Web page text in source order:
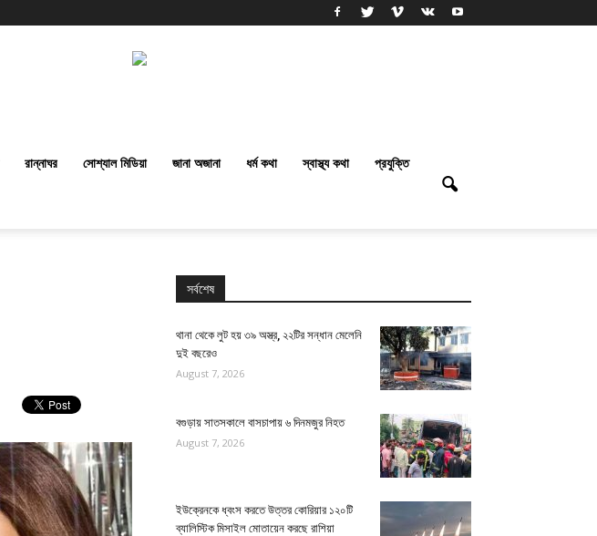
রান্নাঘর সোশ্যাল মিডিয়া জানা অজানা ধর্ম কথা স্বাস্থ্য কথা প্রযুক্তি
সর্বশেষ
থানা থেকে লুট হয় ৩৯ অস্ত্র, ২২টির সন্ধান মেলেনি
দুই বছরেও
August 7, 2026
বগুড়ায় সাতসকালে বাসচাপায় ৬ দিনমজুর নিহত
August 7, 2026
ইউক্রেনকে ধ্বংস করতে উত্তর কোরিয়ার ১২০টি
ব্যালিস্টিক মিসাইল মোতায়েন করছে রাশিয়া